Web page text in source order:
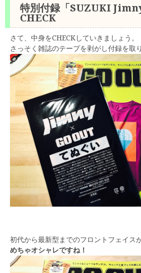
特別付録「SUZUKI
CHECK
さて、中身をCHECKしていきましょう。
さっそく雑誌のテープを剥がし付録を取
初代から最新型までのフロントフェイス
めちゃオシャレですね！